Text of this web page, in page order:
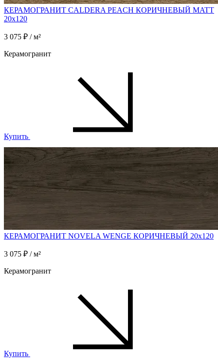
КЕРАМОГРАНИТ CALDERA PEACH КОРИЧНЕВЫЙ MATT
20x120
3 075 ₽ / м²
Керамогранит
Купить
КЕРАМОГРАНИТ NOVELA WENGE КОРИЧНЕВЫЙ 20x120
3 075 ₽ / м²
Керамогранит
Купить